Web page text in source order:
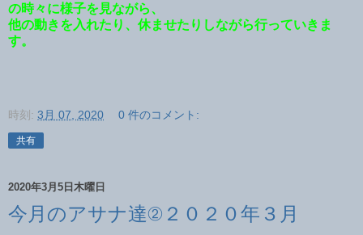
の時々に様子を見ながら、
他の動きを入れたり、休ませたりしながら行っていきま
す。
時刻: 3月 07, 2020 0 件のコメント:
共有
2020年3月5日木曜日
今月のアサナ達②２０２０年３月